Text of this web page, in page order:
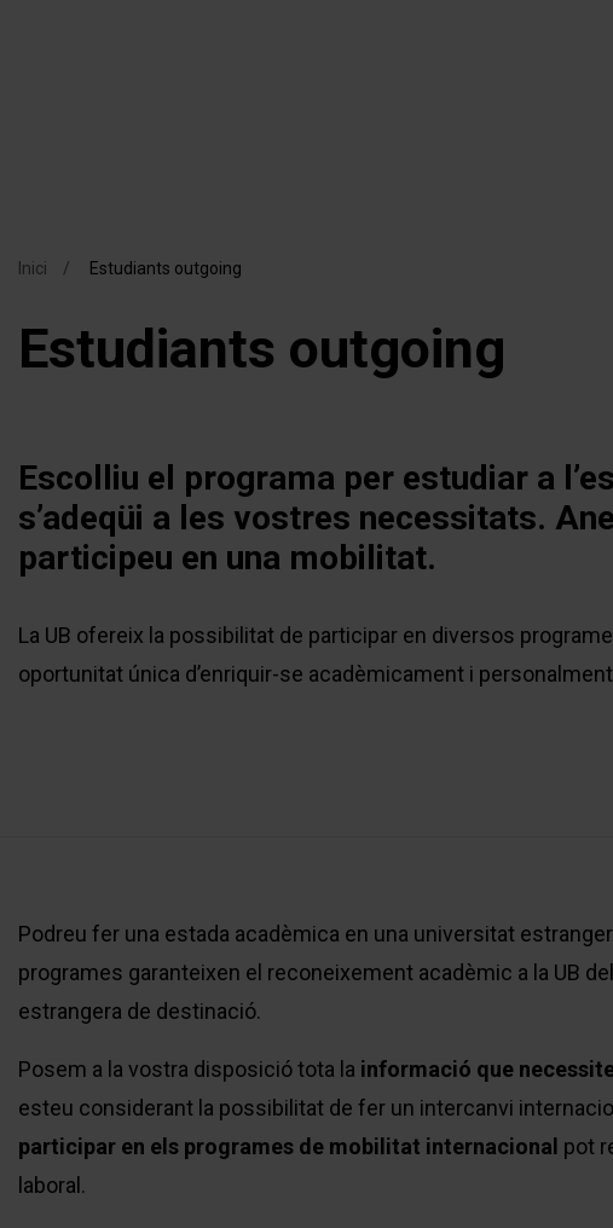
Fil
d'ariadna
Inici Estudiants outgoing
Estudiants outgoing
Escolliu el programa per estudiar a
s’adeqüi a les vostres necessitats.
participeu en una mobilitat.
La UB ofereix la possibilitat de participar en diversos
oportunitat única d’enriquir-se acadèmicament i
Podreu fer una estada acadèmica en una universitat
programes garanteixen el reconeixement acadèmic a la UB
estrangera de destinació.
Posem a la vostra disposició tota la informació que
esteu considerant la possibilitat de fer un intercanvi
participar en els programes de mobilitat internacional pot
laboral.